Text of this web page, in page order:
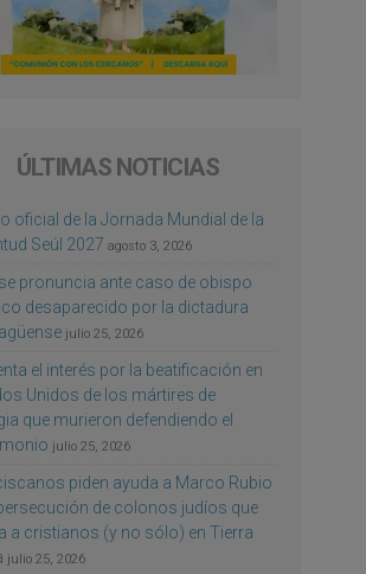
ÚLTIMAS NOTICIAS
oficial de la Jornada Mundial de la
Seúl 2027 agosto 3, 2026
pronuncia ante caso de obispo
desaparecido por la dictadura
julio 25, 2026
el interés por la beatificación en
Unidos de los mártires de
que murieron defendiendo el
julio 25, 2026
piden ayuda a Marco Rubio
de colonos judíos que
a cristianos (y no sólo) en Tierra
julio 25, 2026